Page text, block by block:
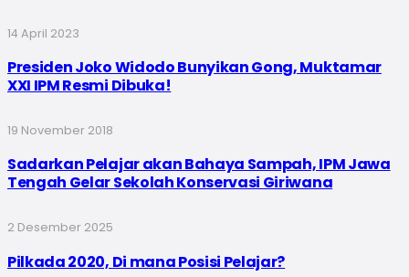
14 April 2023
Presiden Joko Widodo Bunyikan Gong, Muktamar
XXI IPM Resmi Dibuka!
19 November 2018
Sadarkan Pelajar akan Bahaya Sampah, IPM Jawa
Tengah Gelar Sekolah Konservasi Giriwana
2 Desember 2025
Pilkada 2020, Di mana Posisi Pelajar?